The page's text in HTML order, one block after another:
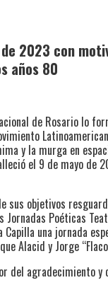
2023 con
años 80
de Rosario lo
y la murga en
el 9 de mayo de
sus objetivos
Jornadas Poéticas
una jornada
Alacid y Jorge
del agradecimiento y